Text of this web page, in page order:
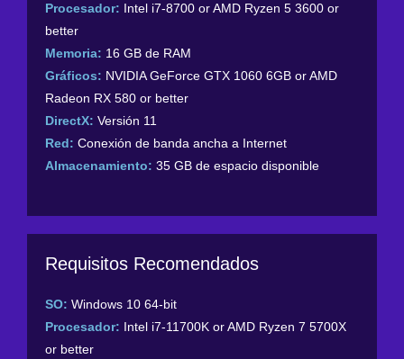
Procesador: Intel i7-8700 or AMD Ryzen 5 3600 or
better
Memoria: 16 GB de RAM
Gráficos: NVIDIA GeForce GTX 1060 6GB or AMD
Radeon RX 580 or better
DirectX: Versión 11
Red: Conexión de banda ancha a Internet
Almacenamiento: 35 GB de espacio disponible
Requisitos Recomendados
SO: Windows 10 64-bit
Procesador: Intel i7-11700K or AMD Ryzen 7 5700X
or better